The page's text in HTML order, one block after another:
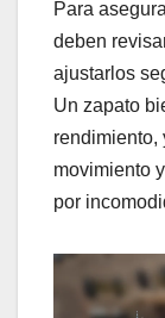
Para
deben
ajustarlos
Un zapato
rendimiento,
movimiento
por